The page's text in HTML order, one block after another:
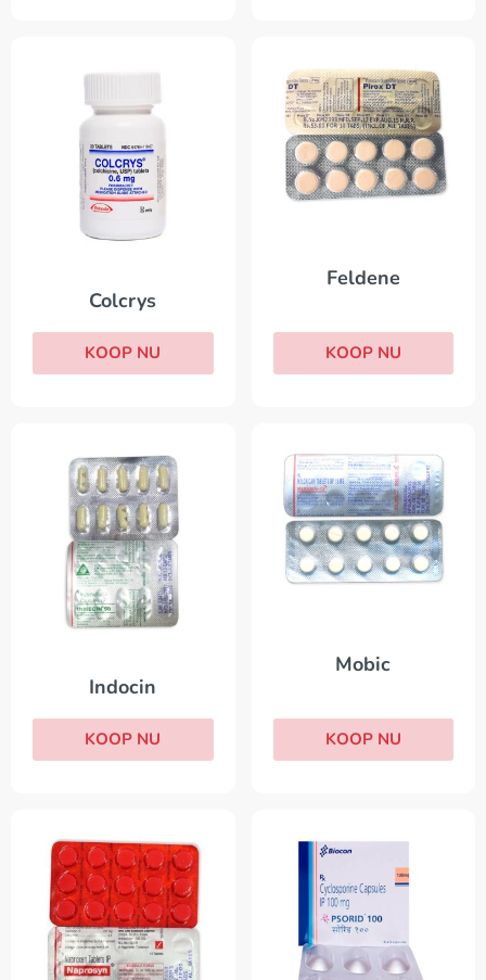
Colcrys
KOOP NU
Feldene
KOOP NU
Indocin
KOOP NU
Mobic
KOOP NU